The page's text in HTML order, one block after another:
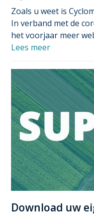
Zoals u weet is
In verband met de
het voorjaar meer
Lees meer
Download uw